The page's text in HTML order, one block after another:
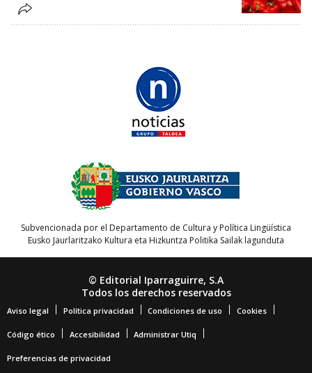
Subvencionada por el Departamento de Cultura y Política Lingüística
Eusko Jaurlaritzako Kultura eta Hizkuntza Politika Sailak lagunduta
© Editorial Iparraguirre, S.A
Todos los derechos reservados
Aviso legal Política privacidad Condiciones de uso Cookies
Código ético Accesibilidad Administrar Utiq
Preferencias de privacidad